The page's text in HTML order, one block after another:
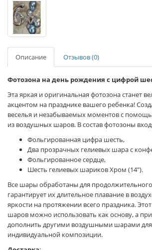
Описание Отзывов (0)
Фотозона на день рождения с цифрой
Эта яркая и оригинальная фотозона станет
акцентом на празднике вашего ребенка!
веселья и незабываемых моментов с
из воздушных шаров. В состав фотозоны
Фольгированная цифра шесть,
Два прозрачных гелиевых шара с
Фольгированное сердце,
Шесть гелиевых шариков Хром (14").
Все шары обработаны для продолжительного
гарантирует их длительное плавание в
яркости на протяжении всего праздника.
шаров можно использовать как основу, а
дополнить другими воздушными шарами для
индивидуальной композиции.